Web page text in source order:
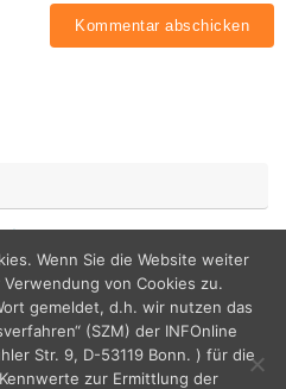
nordicfamily
Wenn Sie die Website weiter
von Cookies zu.
gemeldet, d.h. wir nutzen das
(SZM) der INFOnline
Str. 9, D-53119 Bonn. ) für die
zur Ermittlung der